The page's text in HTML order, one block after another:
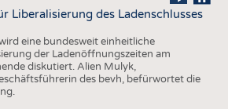
Liberalisierung des Ladenschlusses
eine bundesweit einheitliche
der Ladenöffnungszeiten am
diskutiert. Alien Mulyk,
des bevh, befürwortet die